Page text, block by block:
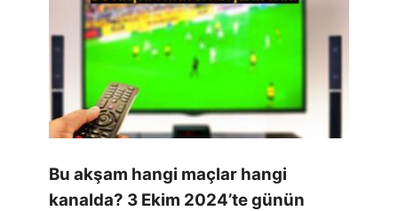
Bu akşam hangi maçlar hangi
kanalda? 3 Ekim 2024’te günün